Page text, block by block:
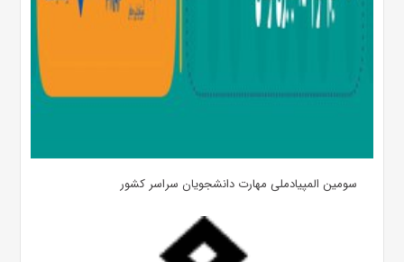
سومین المپیادملی مهارت دانشجویان سراسر کشور